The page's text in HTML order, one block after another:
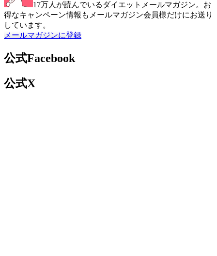
17万人が読んでいるダイエットメールマガジン。お
得なキャンペーン情報もメールマガジン会員様だけにお送り
しています。
メールマガジンに登録
公式Facebook
公式X